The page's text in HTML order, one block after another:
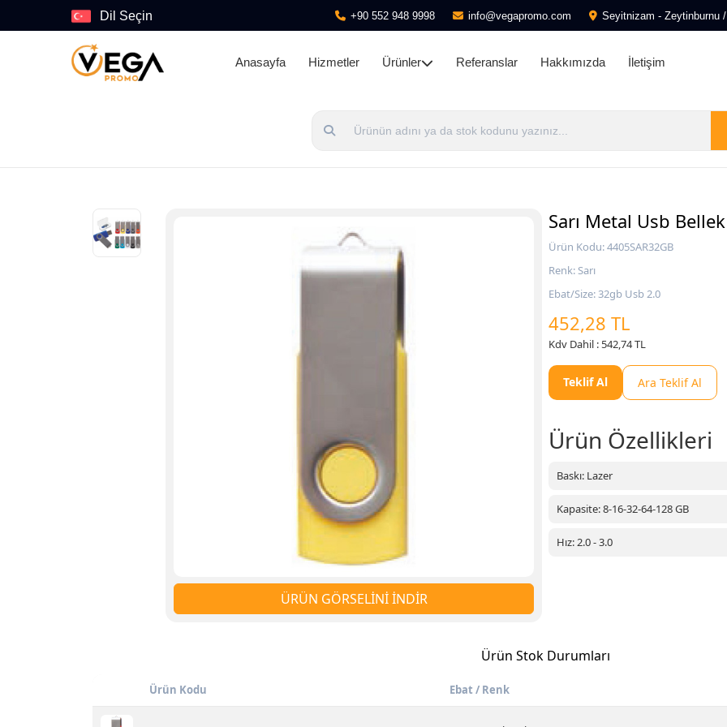
Dil Seçin +90 552 948 9998 info@vegapromo.com Seyitnizam - Zeytinburnu
Anasayfa Hizmetler Ürünler Referanslar Hakkımızda İletişim
ÜRÜN GÖRSELİNİ İNDİR
Sarı Metal Usb
Ürün Kodu: 4405SAR32GB
Renk: Sarı
Ebat/Size: 32gb Usb 2.0
452,28 TL
Kdv Dahil : 542,74 TL
Teklif Al Ara Teklif Al
Ürün Özellikleri
Baskı: Lazer
Kapasite: 8-16-32-64-128 GB
Hız: 2.0 - 3.0
Ürün Stok Durumları
Ürün Kodu Ebat / Renk